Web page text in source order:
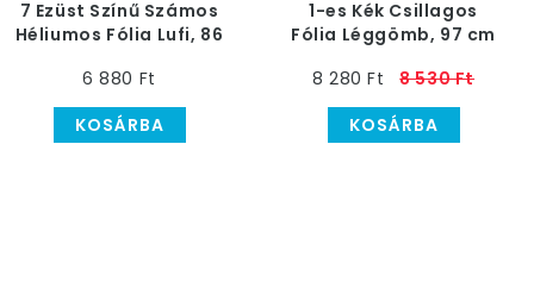
7 Ezüst Színű Számos
Héliumos Fólia Lufi, 86
6 880 Ft
KOSÁRBA
1-es Kék Csillagos
Fólia Léggömb, 97 cm
8 280 Ft
8 530 Ft
KOSÁRBA